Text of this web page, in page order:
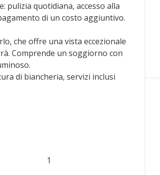
pulizia quotidiana, accesso alla
di un costo aggiuntivo.
che offre una vista eccezionale
Comprende un soggiorno con
di biancheria, servizi inclusi
servizi alberghieri.
1